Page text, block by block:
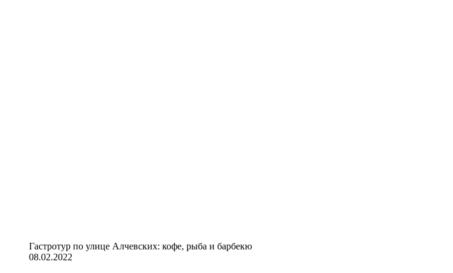
Гастротур по улице Алчевских: кофе, рыба и барбекю
08.02.2022